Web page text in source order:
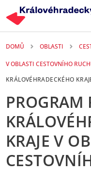
DOMŮ OBLASTI
V OBLASTI CESTOVNÍHO
KRÁLOVÉHRADECKÉHO
PROGRAM
KRAJE V